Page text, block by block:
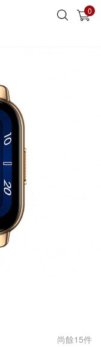
0
查看
尚餘15件